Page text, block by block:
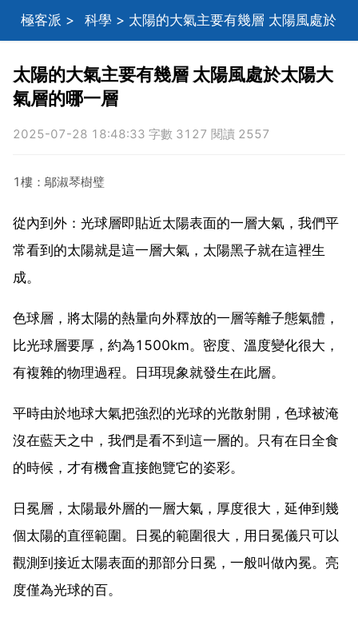
極客派 > 科學 > 太陽的大氣主要有幾層 太陽風處於
太陽大氣層的哪一層
太陽的大氣主要有幾層 太陽風處於太陽大
氣層的哪一層
2025-07-28 18:48:33 字數 3127 閱讀 2557
1樓：鄔淑琴樹璧
從內到外：光球層即貼近太陽表面的一層大氣，我們平
常看到的太陽就是這一層大氣，太陽黑子就在這裡生
成。
色球層，將太陽的熱量向外釋放的一層等離子態氣體，
比光球層要厚，約為1500km。密度、溫度變化很大，
有複雜的物理過程。日珥現象就發生在此層。
平時由於地球大氣把強烈的光球的光散射開，色球被淹
沒在藍天之中，我們是看不到這一層的。只有在日全食
的時候，才有機會直接飽覽它的姿彩。
日冕層，太陽最外層的一層大氣，厚度很大，延伸到幾
個太陽的直徑範圍。日冕的範圍很大，用日冕儀只可以
觀測到接近太陽表面的那部分日冕，一般叫做內冕。亮
度僅為光球的百。